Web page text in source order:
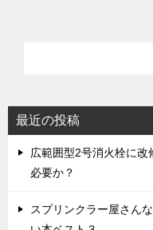
最近の投稿
広範囲型2号消火栓に改
必要か？
スプリンクラー屋さん